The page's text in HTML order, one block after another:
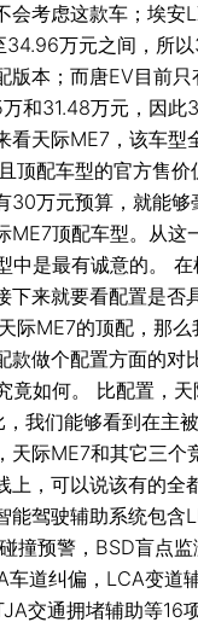
会考虑这款车；埃安
万元之间，所
版本；而唐EV目前只
和31.48万元，因此
看天际ME7，该车型
顶配车型的官方售
30万元预算，就能够
ME7顶配车型。从这
中是最有诚意的。
下来就要看配置是否
际ME7的顶配，那么
款做个配置方面的对
竟如何。 比配置，天
，我们能够看到在主
天际ME7和其它三个
上，可以说该有的全
能驾驶辅助系统包含
撞预警，BSD盲点
车道纠偏，LCA变道
交通拥堵辅助等16